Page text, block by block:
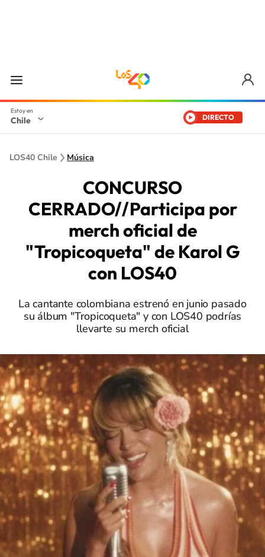
Chile DIRECTO
LOS40 Chile Música
CONCURSO
CERRADO//Participa por
merch oficial de
"Tropicoqueta" de Karol G
con LOS40
La cantante colombiana estrenó en junio pasado
su álbum "Tropicoqueta" y con LOS40 podrías
llevarte su merch oficial